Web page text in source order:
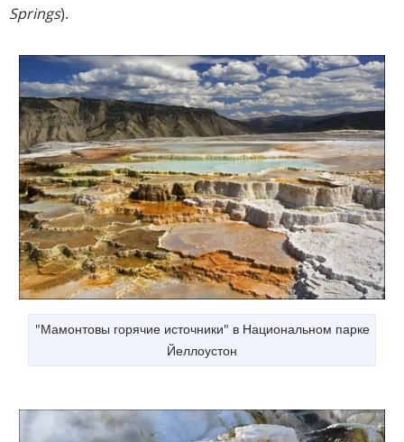
Springs).
"Мамонтовы горячие источники" в Национальном парке
Йеллоустон